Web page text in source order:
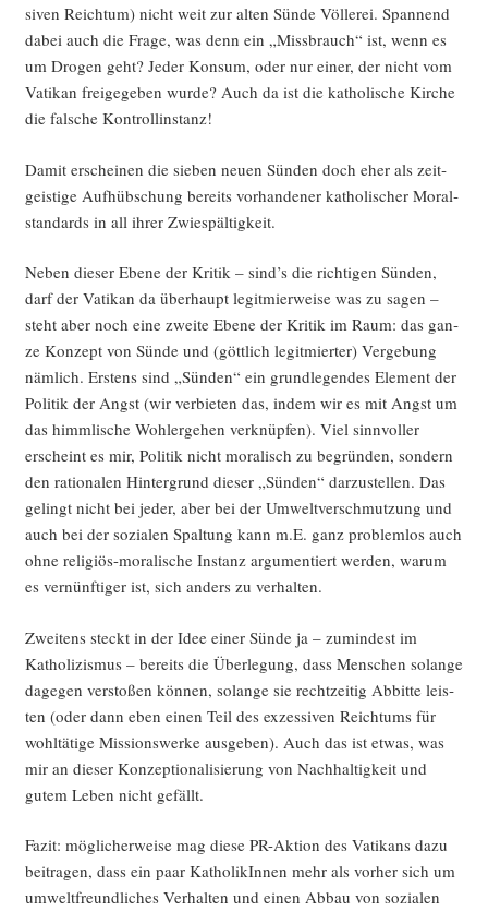
si­ven Reich­tum) nicht weit zur alten Sün­de Völ­le­rei. Span­nend
dabei auch die Fra­ge, was denn ein „Miss­brauch“ ist, wenn es
um Dro­gen geht? Jeder Kon­sum, oder nur einer, der nicht vom
Vati­kan frei­ge­ge­ben wur­de? Auch da ist die katho­li­sche Kir­che
die fal­sche Kontrollinstanz!
Damit erschei­nen die sie­ben neu­en Sün­den doch eher als zeit­
geis­ti­ge Auf­hüb­schung bereits vor­han­de­ner katho­li­scher Moral­
stan­dards in all ihrer Zwiespältigkeit.
Neben die­ser Ebe­ne der Kri­tik – sind’s die rich­ti­gen Sün­den,
darf der Vati­kan da über­haupt legit­mier­wei­se was zu sagen –
steht aber noch eine zwei­te Ebe­ne der Kri­tik im Raum: das gan­
ze Kon­zept von Sün­de und (gött­lich legit­mier­ter) Ver­ge­bung
näm­lich. Ers­tens sind „Sün­den“ ein grund­le­gen­des Ele­ment der
Poli­tik der Angst (wir ver­bie­ten das, indem wir es mit Angst um
das himm­li­sche Wohl­erge­hen ver­knüp­fen). Viel sinn­vol­ler
erscheint es mir, Poli­tik nicht mora­lisch zu begrün­den, son­dern
den ratio­na­len Hin­ter­grund die­ser „Sün­den“ dar­zu­stel­len. Das
gelingt nicht bei jeder, aber bei der Umwelt­ver­schmut­zung und
auch bei der sozia­len Spal­tung kann m.E. ganz pro­blem­los auch
ohne reli­gi­ös-mora­li­sche Instanz argu­men­tiert wer­den, war­um
es ver­nünf­ti­ger ist, sich anders zu verhalten.
Zwei­tens steckt in der Idee einer Sün­de ja – zumin­dest im
Katho­li­zis­mus – bereits die Über­le­gung, dass Men­schen solan­ge
dage­gen ver­sto­ßen kön­nen, solan­ge sie recht­zei­tig Abbit­te leis­
ten (oder dann eben einen Teil des exzes­si­ven Reich­tums für
wohl­tä­ti­ge Mis­si­ons­wer­ke aus­ge­ben). Auch das ist etwas, was
mir an die­ser Kon­zep­tio­na­li­sie­rung von Nach­hal­tig­keit und
gutem Leben nicht gefällt.
Fazit: mög­li­cher­wei­se mag die­se PR-Akti­on des Vati­kans dazu
bei­tra­gen, dass ein paar Katho­li­kIn­nen mehr als vor­her sich um
umwelt­freund­li­ches Ver­hal­ten und einen Abbau von sozia­len